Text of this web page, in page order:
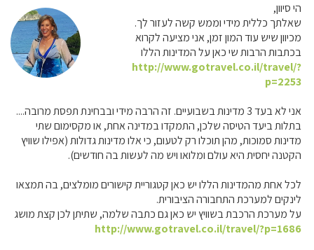
הי סיוון,
שאלתך כללית מידי וממש קשה לעזור לך.
מכיוון שיש עוד המון זמן, אני מציעה לקרוא
בכתבות הרבות שי כאן על המדינות הללו
http://www.gotravel.co.il/travel/?
p=2253
אני לא בעד 3 מדינות בשבועיים. זה הרבה מידי ובבחינת תפסת מרובה....
בתלות ביעד הטיסה שלכן, התמקדו במדינה אחת, או מקסימום שתי
מדינות סמוכות, מהן תוכלו רק לטעום, כי אלו מדינות גדולות (אפילו שוויץ
הקטנה יחסית היא עולם ומלואו ויש מה לעשות בה חודשים).
לכל אחת מהמדינות הללו יש כאן קטגוריית קישורים מומלצים, בה תמצאו
לינקים למערכת התחבורה הציבורית.
על מערכת הרכבת בשוויץ יש כאן גם כתבה שלמה, שתיתן לכן קצת מושג
http://www.gotravel.co.il/travel/?p=1686